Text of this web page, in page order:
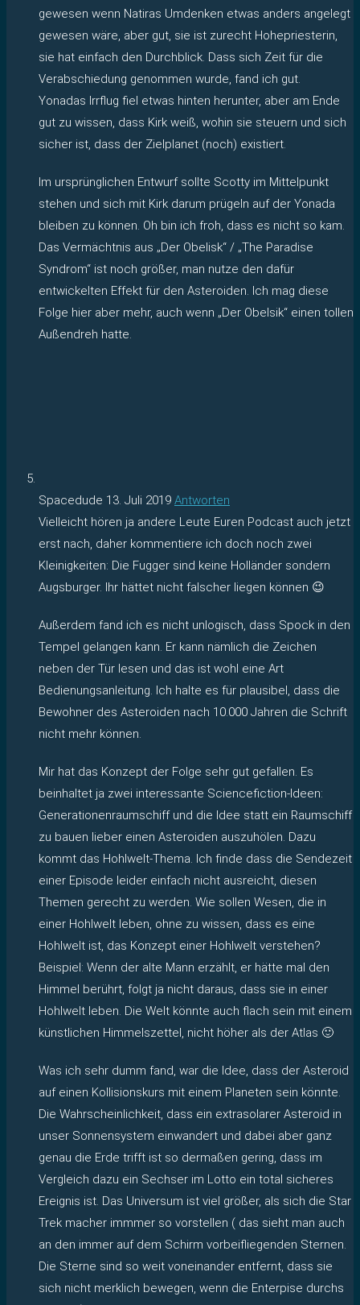
gewesen wenn Natiras Umdenken etwas anders angelegt
gewesen wäre, aber gut, sie ist zurecht Hohepriesterin,
sie hat einfach den Durchblick. Dass sich Zeit für die
Verabschiedung genommen wurde, fand ich gut.
Yonadas Irrflug fiel etwas hinten herunter, aber am Ende
gut zu wissen, dass Kirk weiß, wohin sie steuern und sich
sicher ist, dass der Zielplanet (noch) existiert.
Im ursprünglichen Entwurf sollte Scotty im Mittelpunkt
stehen und sich mit Kirk darum prügeln auf der Yonada
bleiben zu können. Oh bin ich froh, dass es nicht so kam.
Das Vermächtnis aus „Der Obelisk“ / „The Paradise
Syndrom“ ist noch größer, man nutze den dafür
entwickelten Effekt für den Asteroiden. Ich mag diese
Folge hier aber mehr, auch wenn „Der Obelsik“ einen tollen
Außendreh hatte.
Spacedude 13. Juli 2019 Antworten
Vielleicht hören ja andere Leute Euren Podcast auch jetzt
erst nach, daher kommentiere ich doch noch zwei
Kleinigkeiten: Die Fugger sind keine Holländer sondern
Augsburger. Ihr hättet nicht falscher liegen können 😉
Außerdem fand ich es nicht unlogisch, dass Spock in den
Tempel gelangen kann. Er kann nämlich die Zeichen
neben der Tür lesen und das ist wohl eine Art
Bedienungsanleitung. Ich halte es für plausibel, dass die
Bewohner des Asteroiden nach 10.000 Jahren die Schrift
nicht mehr können.
Mir hat das Konzept der Folge sehr gut gefallen. Es
beinhaltet ja zwei interessante Sciencefiction-Ideen:
Generationenraumschiff und die Idee statt ein Raumschiff
zu bauen lieber einen Asteroiden auszuhölen. Dazu
kommt das Hohlwelt-Thema. Ich finde dass die Sendezeit
einer Episode leider einfach nicht ausreicht, diesen
Themen gerecht zu werden. Wie sollen Wesen, die in
einer Hohlwelt leben, ohne zu wissen, dass es eine
Hohlwelt ist, das Konzept einer Hohlwelt verstehen?
Beispiel: Wenn der alte Mann erzählt, er hätte mal den
Himmel berührt, folgt ja nicht daraus, dass sie in einer
Hohlwelt leben. Die Welt könnte auch flach sein mit einem
künstlichen Himmelszettel, nicht höher als der Atlas 🙂
Was ich sehr dumm fand, war die Idee, dass der Asteroid
auf einen Kollisionskurs mit einem Planeten sein könnte.
Die Wahrscheinlichkeit, dass ein extrasolarer Asteroid in
unser Sonnensystem einwandert und dabei aber ganz
genau die Erde trifft ist so dermaßen gering, dass im
Vergleich dazu ein Sechser im Lotto ein total sicheres
Ereignis ist. Das Universum ist viel größer, als sich die Star
Trek macher immmer so vorstellen ( das sieht man auch
an den immer auf dem Schirm vorbeifliegenden Sternen.
Die Sterne sind so weit voneinander entfernt, dass sie
sich nicht merklich bewegen, wenn die Enterpise durchs